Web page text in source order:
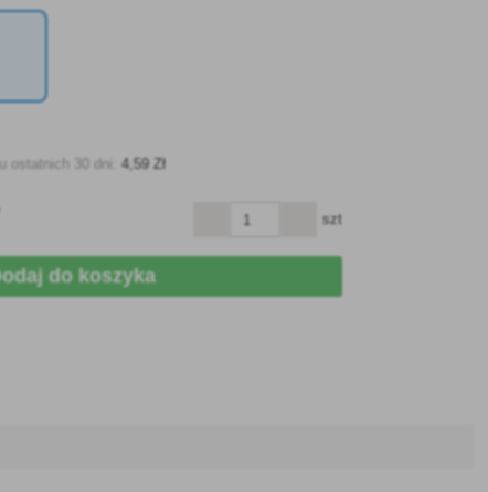
ostatnich 30 dni: 4,59 Zł
szt
do koszyka